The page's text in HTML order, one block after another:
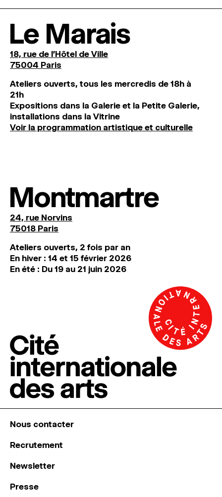
Le Marais
18, rue de l'Hôtel de Ville
75004 Paris
Ateliers ouverts, tous les mercredis de 18h à
21h
Expositions dans la Galerie et la Petite Galerie,
installations dans la Vitrine
Voir la programmation artistique et culturelle
Montmartre
24, rue Norvins
75018 Paris
Ateliers ouverts, 2 fois par an
En hiver : 14 et 15 février 2026
En été : Du 19 au 21 juin 2026
Nous contacter
Recrutement
Newsletter
Presse